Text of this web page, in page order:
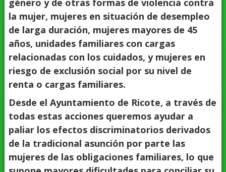
la mujer, mujeres en situación de desempleo
de larga duración, mujeres mayores de 45
años, unidades familiares con cargas
relacionadas con los cuidados, y mujeres en
riesgo de exclusión social por su nivel de
renta o cargas familiares.
Desde el Ayuntamiento de Ricote, a través de
todas estas acciones queremos ayudar a
paliar los efectos discriminatorios derivados
de la tradicional asunción por parte las
mujeres de las obligaciones familiares, lo que